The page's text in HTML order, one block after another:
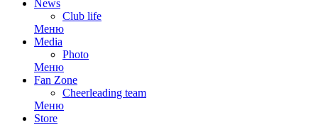
News
Club life
Меню
Media
Photo
Меню
Fan Zone
Cheerleading team
Меню
Store